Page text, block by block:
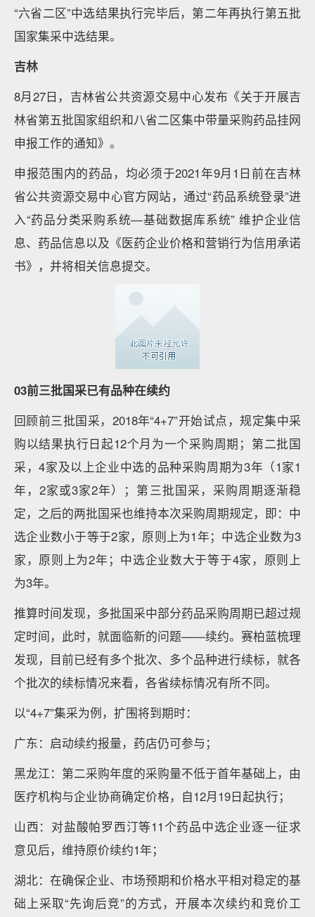
“六省二区”中选结果执行完毕后，第二年再执行第五批
国家集采中选结果。
吉林
8月27日，吉林省公共资源交易中心发布《关于开展吉
林省第五批国家组织和八省二区集中带量采购药品挂网
申报工作的通知》。
申报范围内的药品，均必须于2021年9月1日前在吉林
省公共资源交易中心官方网站，通过“药品系统登录”进
入“药品分类采购系统—基础数据库系统” 维护企业信
息、药品信息以及《医药企业价格和营销行为信用承诺
书》，并将相关信息提交。
03前三批国采已有品种在续约
回顾前三批国采，2018年“4+7”开始试点，规定集中采
购以结果执行日起12个月为一个采购周期；第二批国
采，4家及以上企业中选的品种采购周期为3年（1家1
年，2家或3家2年）；第三批国采，采购周期逐渐稳
定，之后的两批国采也维持本次采购周期规定，即：中
选企业数小于等于2家，原则上为1年；中选企业数为3
家，原则上为2年；中选企业数大于等于4家，原则上
为3年。
推算时间发现，多批国采中部分药品采购周期已超过规
定时间，此时，就面临新的问题——续约。赛柏蓝梳理
发现，目前已经有多个批次、多个品种进行续标，就各
个批次的续标情况来看，各省续标情况有所不同。
以“4+7”集采为例，扩围将到期时：
广东：启动续约报量，药店仍可参与；
黑龙江：第二采购年度的采购量不低于首年基础上，由
医疗机构与企业协商确定价格，自12月19日起执行；
山西：对盐酸帕罗西汀等11个药品中选企业逐一征求
意见后，维持原价续约1年；
湖北：在确保企业、市场预期和价格水平相对稳定的基
础上采取“先询后竞”的方式，开展本次续约和竞价工